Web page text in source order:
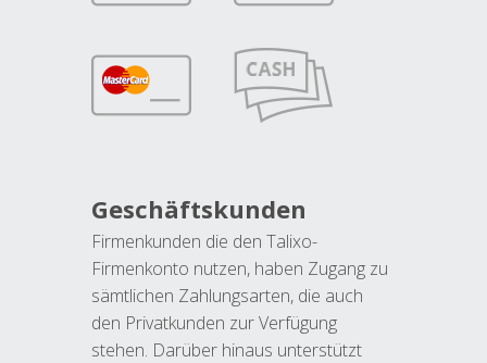
Geschäftskunden
Firmenkunden die den Talixo-
Firmenkonto nutzen, haben Zugang zu
sämtlichen Zahlungsarten, die auch
den Privatkunden zur Verfügung
stehen. Darüber hinaus unterstützt